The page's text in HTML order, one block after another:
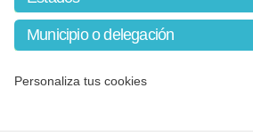
Personaliza tus cookies